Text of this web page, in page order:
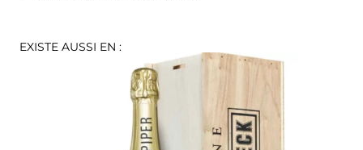
EXISTE AUSSI EN :